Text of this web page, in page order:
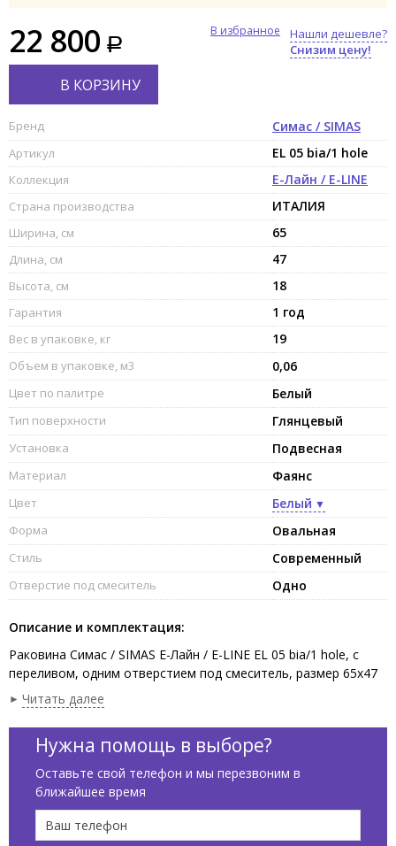
22 800
Нашли дешевле?
Снизим цену!
В избранное
В КОРЗИНУ
Бренд Симас / SIMAS
Артикул EL 05 bia/1 hole
Коллекция Е-Лайн / E-LINE
Страна производства ИТАЛИЯ
Ширина, см 65
Длина, см 47
Высота, см 18
Гарантия 1 год
Вес в упаковке, кг 19
Объем в упаковке, м3 0,06
Цвет по палитре Белый
Тип поверхности Глянцевый
Установка Подвесная
Материал Фаянс
Цвет Белый
Форма Овальная
Стиль Современный
Отверстие под смеситель Одно
Описание и комплектация:
Раковина Симас / SIMAS Е-Лайн / E-LINE EL 05 bia/1 hole, с
переливом, одним отверстием под смеситель, размер 65x47
см, цвет белый. Крепления F89 и колонная приобретаются
отдельно.
Читать далее
Нужна помощь в выборе?
Оставьте свой телефон и мы перезвоним в
ближайшее время